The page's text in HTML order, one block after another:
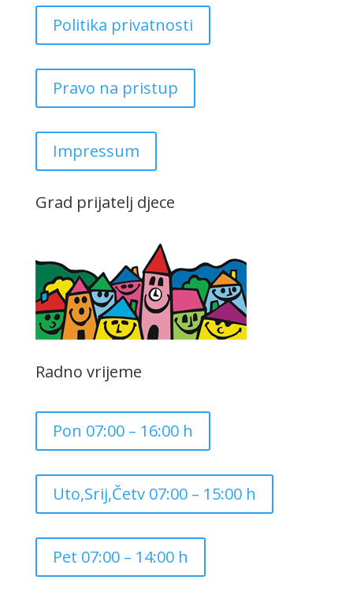
Politika privatnosti
Pravo na pristup
Impressum
Grad prijatelj djece
Radno vrijeme
Pon 07:00 – 16:00 h
Uto,Srij,Četv 07:00 – 15:00 h
Pet 07:00 – 14:00 h